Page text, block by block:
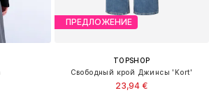
ПРЕДЛОЖЕНИЕ
TOPSHOP
Свободный крой Джинсы 'Kort'
23,94 €